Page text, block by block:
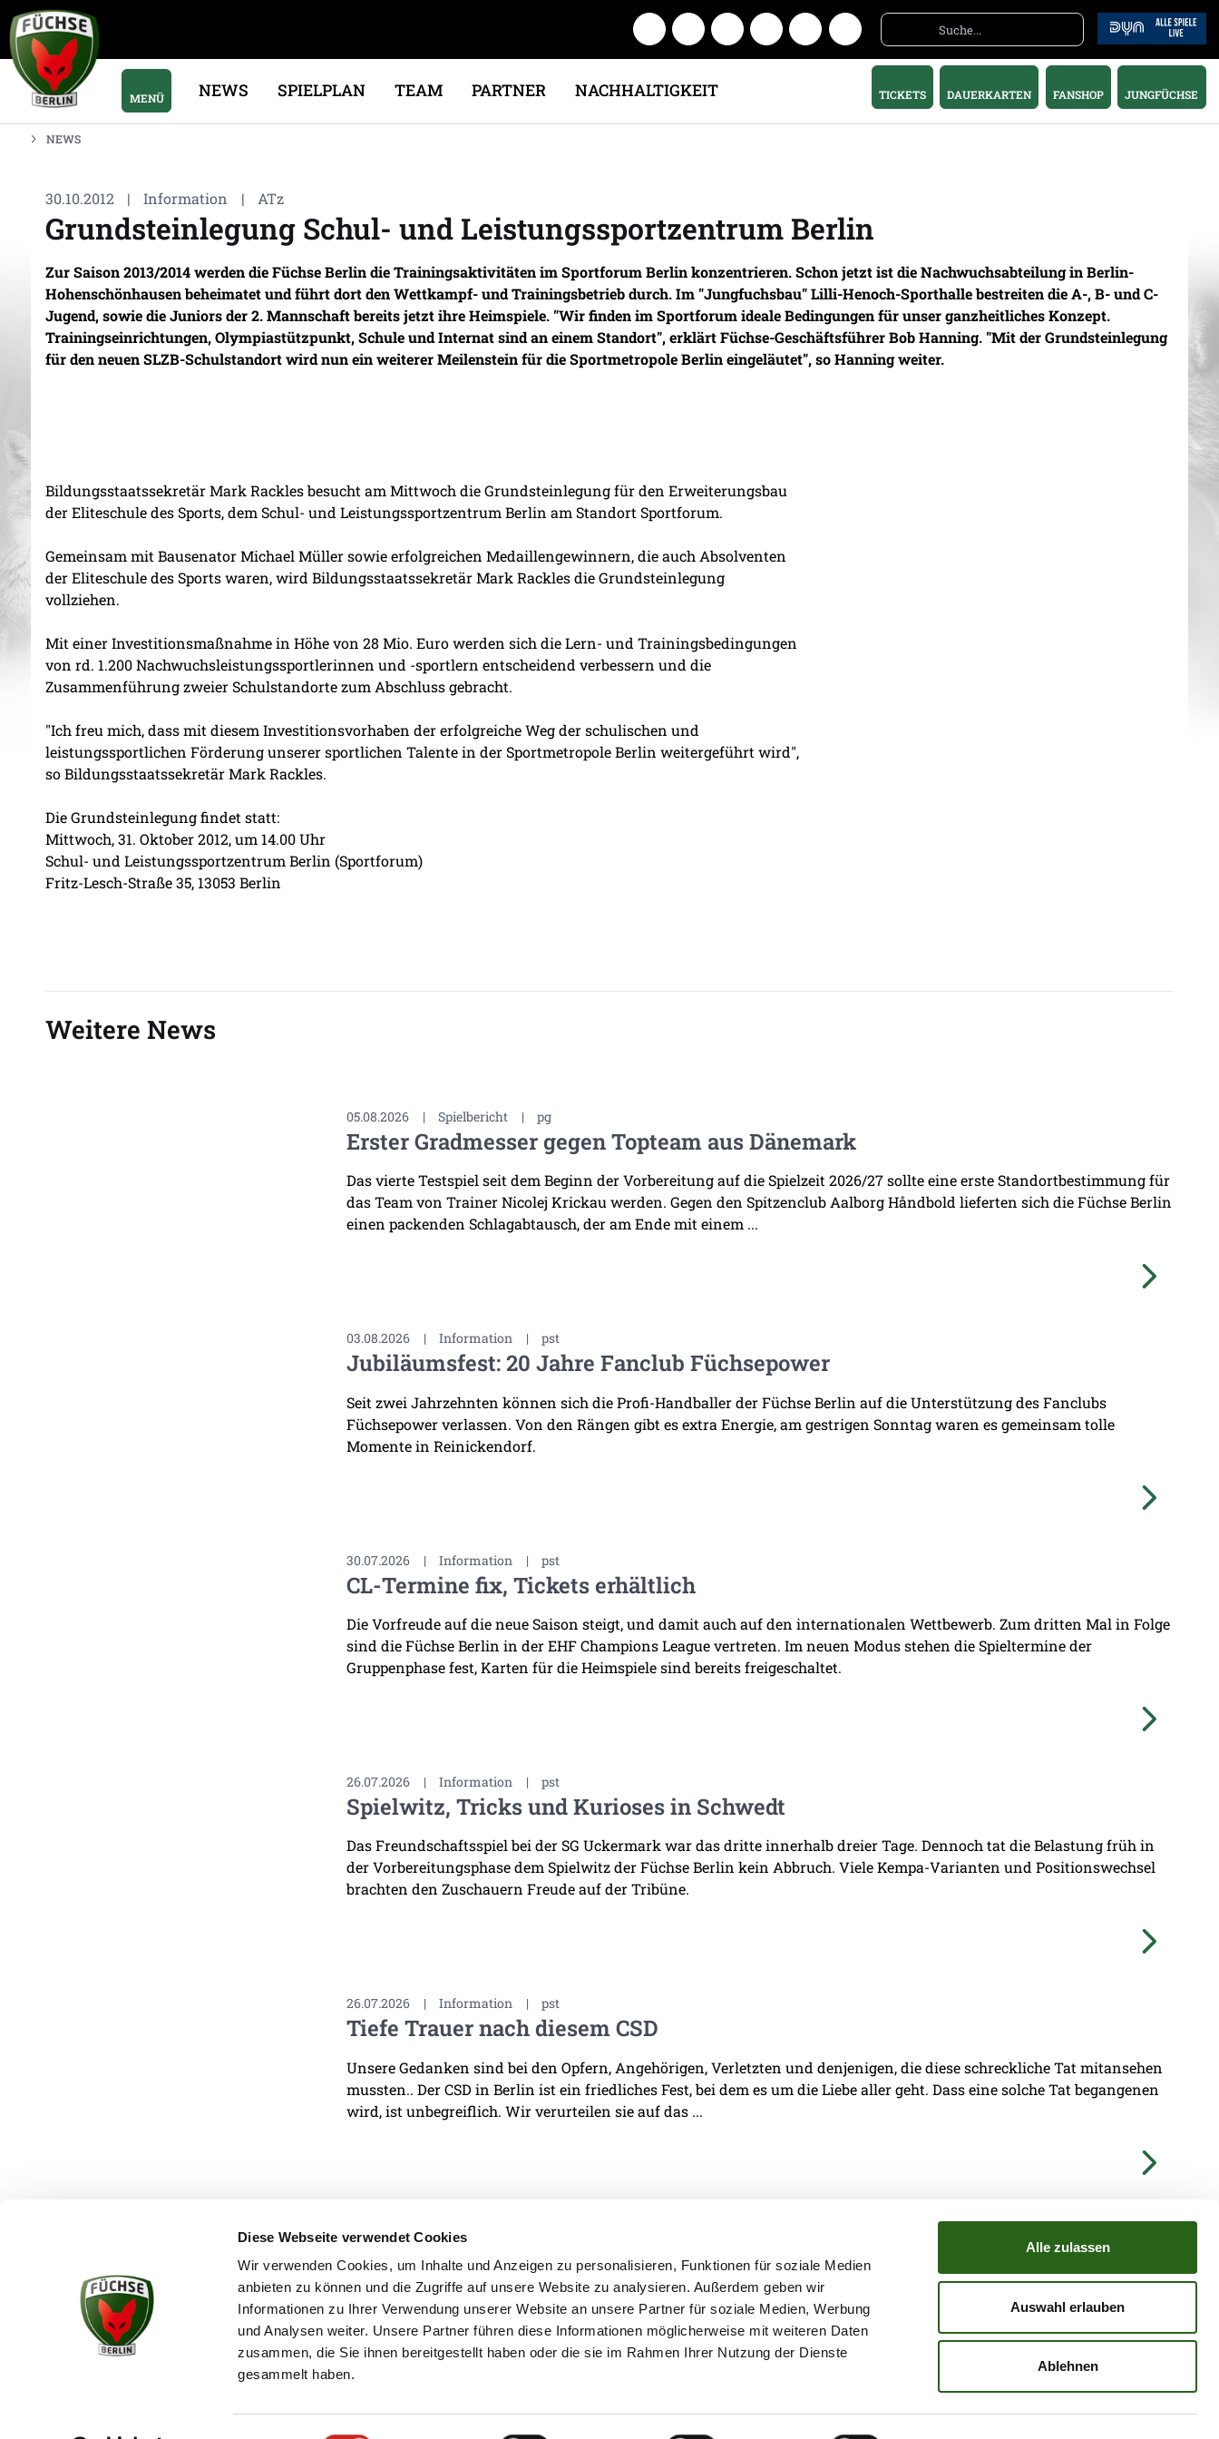
Diese Webseite verwendet Cookies
Wir verwenden Cookies, um Inhalte und Anzeigen zu personalisieren, Funktionen für soziale Medien
anbieten zu können und die Zugriffe auf unsere Website zu analysieren. Außerdem geben wir
Informationen zu Ihrer Verwendung unserer Website an unsere Partner für soziale Medien, Werbung
und Analysen weiter. Unsere Partner führen diese Informationen möglicherweise mit weiteren Daten
zusammen, die Sie ihnen bereitgestellt haben oder die sie im Rahmen Ihrer Nutzung der Dienste
gesammelt haben.
Alle zulassen
Auswahl erlauben
Ablehnen
MENÜ NEWS SPIELPLAN TEAM PARTNER NACHHALTIGKEIT TICKETS DAUERKARTEN FANSHOP JUNGFÜCHSE
NEWS
30.10.2012 | Information | ATz
Grundsteinlegung Schul- und Leistungssportzentrum Berlin
Zur Saison 2013/2014 werden die Füchse Berlin die Trainingsaktivitäten im Sportforum Berlin konzentrieren. Schon jetzt ist die Nachwuchsabteilung in Berlin-
Hohenschönhausen beheimatet und führt dort den Wettkampf- und Trainingsbetrieb durch. Im "Jungfuchsbau" Lilli-Henoch-Sporthalle bestreiten die A-, B- und C-
Jugend, sowie die Juniors der 2. Mannschaft bereits jetzt ihre Heimspiele. "Wir finden im Sportforum ideale Bedingungen für unser ganzheitliches Konzept.
Trainingseinrichtungen, Olympiastützpunkt, Schule und Internat sind an einem Standort", erklärt Füchse-Geschäftsführer Bob Hanning. "Mit der Grundsteinlegung
für den neuen SLZB-Schulstandort wird nun ein weiterer Meilenstein für die Sportmetropole Berlin eingeläutet", so Hanning weiter.
Bildungsstaatssekretär Mark Rackles besucht am Mittwoch die Grundsteinlegung für den Erweiterungsbau
der Eliteschule des Sports, dem Schul- und Leistungssportzentrum Berlin am Standort Sportforum.
Gemeinsam mit Bausenator Michael Müller sowie erfolgreichen Medaillengewinnern, die auch Absolventen
der Eliteschule des Sports waren, wird Bildungsstaatssekretär Mark Rackles die Grundsteinlegung
vollziehen.
Mit einer Investitionsmaßnahme in Höhe von 28 Mio. Euro werden sich die Lern- und Trainingsbedingungen
von rd. 1.200 Nachwuchsleistungssportlerinnen und -sportlern entscheidend verbessern und die
Zusammenführung zweier Schulstandorte zum Abschluss gebracht.
"Ich freu mich, dass mit diesem Investitionsvorhaben der erfolgreiche Weg der schulischen und
leistungssportlichen Förderung unserer sportlichen Talente in der Sportmetropole Berlin weitergeführt wird",
so Bildungsstaatssekretär Mark Rackles.
Die Grundsteinlegung findet statt:
Mittwoch, 31. Oktober 2012, um 14.00 Uhr
Schul- und Leistungssportzentrum Berlin (Sportforum)
Fritz-Lesch-Straße 35, 13053 Berlin
Weitere News
05.08.2026 | Spielbericht | pg
Erster Gradmesser gegen Topteam aus Dänemark
Das vierte Testspiel seit dem Beginn der Vorbereitung auf die Spielzeit 2026/27 sollte eine erste Standortbestimmung für
das Team von Trainer Nicolej Krickau werden. Gegen den Spitzenclub Aalborg Håndbold lieferten sich die Füchse Berlin
einen packenden Schlagabtausch, der am Ende mit einem ...
03.08.2026 | Information | pst
Jubiläumsfest: 20 Jahre Fanclub Füchsepower
Seit zwei Jahrzehnten können sich die Profi-Handballer der Füchse Berlin auf die Unterstützung des Fanclubs
Füchsepower verlassen. Von den Rängen gibt es extra Energie, am gestrigen Sonntag waren es gemeinsam tolle
Momente in Reinickendorf.
30.07.2026 | Information | pst
CL-Termine fix, Tickets erhältlich
Die Vorfreude auf die neue Saison steigt, und damit auch auf den internationalen Wettbewerb. Zum dritten Mal in Folge
sind die Füchse Berlin in der EHF Champions League vertreten. Im neuen Modus stehen die Spieltermine der
Gruppenphase fest, Karten für die Heimspiele sind bereits freigeschaltet.
26.07.2026 | Information | pst
Spielwitz, Tricks und Kurioses in Schwedt
Das Freundschaftsspiel bei der SG Uckermark war das dritte innerhalb dreier Tage. Dennoch tat die Belastung früh in
der Vorbereitungsphase dem Spielwitz der Füchse Berlin kein Abbruch. Viele Kempa-Varianten und Positionswechsel
brachten den Zuschauern Freude auf der Tribüne.
26.07.2026 | Information | pst
Tiefe Trauer nach diesem CSD
Unsere Gedanken sind bei den Opfern, Angehörigen, Verletzten und denjenigen, die diese schreckliche Tat mitansehen
mussten.. Der CSD in Berlin ist ein friedliches Fest, bei dem es um die Liebe aller geht. Dass eine solche Tat begangenen
wird, ist unbegreiflich. Wir verurteilen sie auf das ...
KONTAKT IMPRESSUM DATENSCHUTZ ATGB